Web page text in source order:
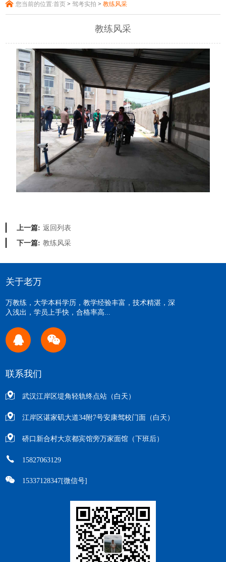
您当前的位置:首页 >驾考实拍 >教练风采
教练风采
上一篇: 返回列表
下一篇: 教练风采
关于老万
万教练，大学本科学历，教学经验丰富，技术精湛，深
入浅出，学员上手快，合格率高...
联系我们
武汉江岸区堤角轻轨终点站（白天）
江岸区谌家矶大道34附7号安康驾校门面（白天）
硚口新合村大京都宾馆旁万家面馆（下班后）
15827063129
15337128347[微信号]